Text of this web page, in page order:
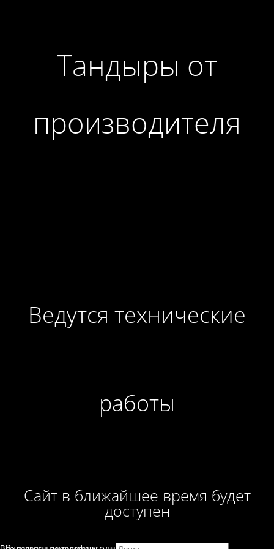
Тандыры от
производителя
Ведутся технические
работы
Сайт в ближайшее время будет
доступен